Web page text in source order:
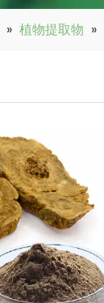
» 植物提取物 »